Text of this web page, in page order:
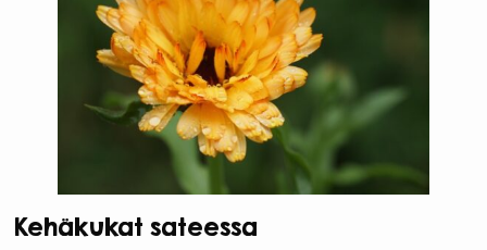
Kehäkukat sateessa